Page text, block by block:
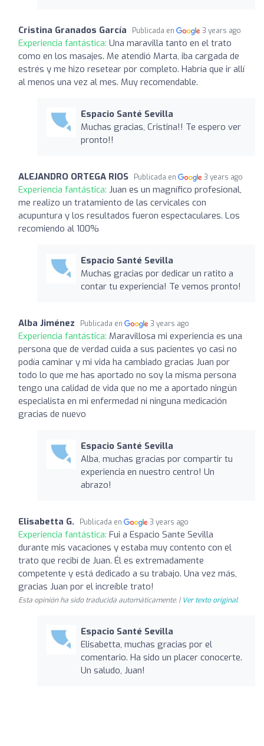
Cristina Granados García Publicada en 3 years ago
Experiencia fantástica: Una maravilla tanto en el trato
como en los masajes. Me atendió Marta, iba cargada de
estrés y me hizo resetear por completo. Habría que ir allí
al menos una vez al mes. Muy recomendable.
Espacio Santé Sevilla
Muchas gracias, Cristina!! Te espero ver
pronto!!
ALEJANDRO ORTEGA RIOS Publicada en 3 years ago
Experiencia fantástica: Juan es un magnífico profesional,
me realizo un tratamiento de las cervicales con
acupuntura y los resultados fueron espectaculares. Los
recomiendo al 100%
Espacio Santé Sevilla
Muchas gracias por dedicar un ratito a
contar tu experiencia! Te vemos pronto!
Alba Jiménez Publicada en 3 years ago
Experiencia fantástica: Maravillosa mi experiencia es una
persona que de verdad cuida a sus pacientes yo casi no
podía caminar y mi vida ha cambiado gracias Juan por
todo lo que me has aportado no soy la misma persona
tengo una calidad de vida que no me a aportado ningún
especialista en mi enfermedad ni ninguna medicación
gracias de nuevo
Espacio Santé Sevilla
Alba, muchas gracias por compartir tu
experiencia en nuestro centro! Un
abrazo!
Elisabetta G. Publicada en 3 years ago
Experiencia fantástica: Fui a Espacio Sante Sevilla
durante mis vacaciones y estaba muy contento con el
trato que recibí de Juan. Él es extremadamente
competente y está dedicado a su trabajo. Una vez más,
gracias Juan por el increíble trato!
Esta opinión ha sido traducida automáticamente. | Ver texto original
Espacio Santé Sevilla
Elisabetta, muchas gracias por el
comentario. Ha sido un placer conocerte.
Un saludo, Juan!